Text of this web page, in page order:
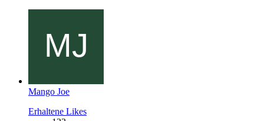
Mango Joe
Erhaltene Likes